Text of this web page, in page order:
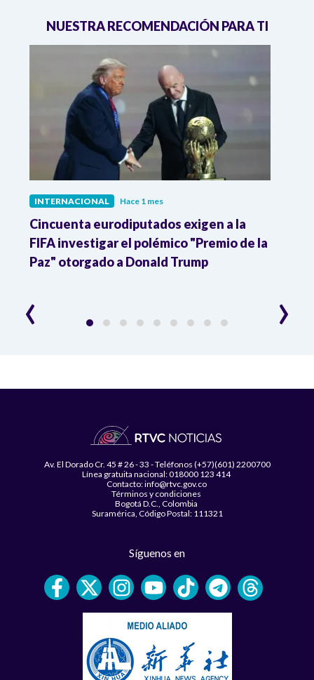
NUESTRA RECOMENDACIÓN PARA TI
INTERNACIONAL Hace 1 mes
Cincuenta eurodiputados exigen a la
FIFA investigar el polémico "Premio de la
Paz" otorgado a Donald Trump
‹ ›
Av. El Dorado Cr. 45 # 26 - 33 - Teléfonos (+57)(601) 2200700
Línea gratuita nacional: 018000 123 414
Contacto: info@rtvc.gov.co
Términos y condiciones
Bogotá D.C., Colombia
Suramérica, Código Postal: 111321
Síguenos en